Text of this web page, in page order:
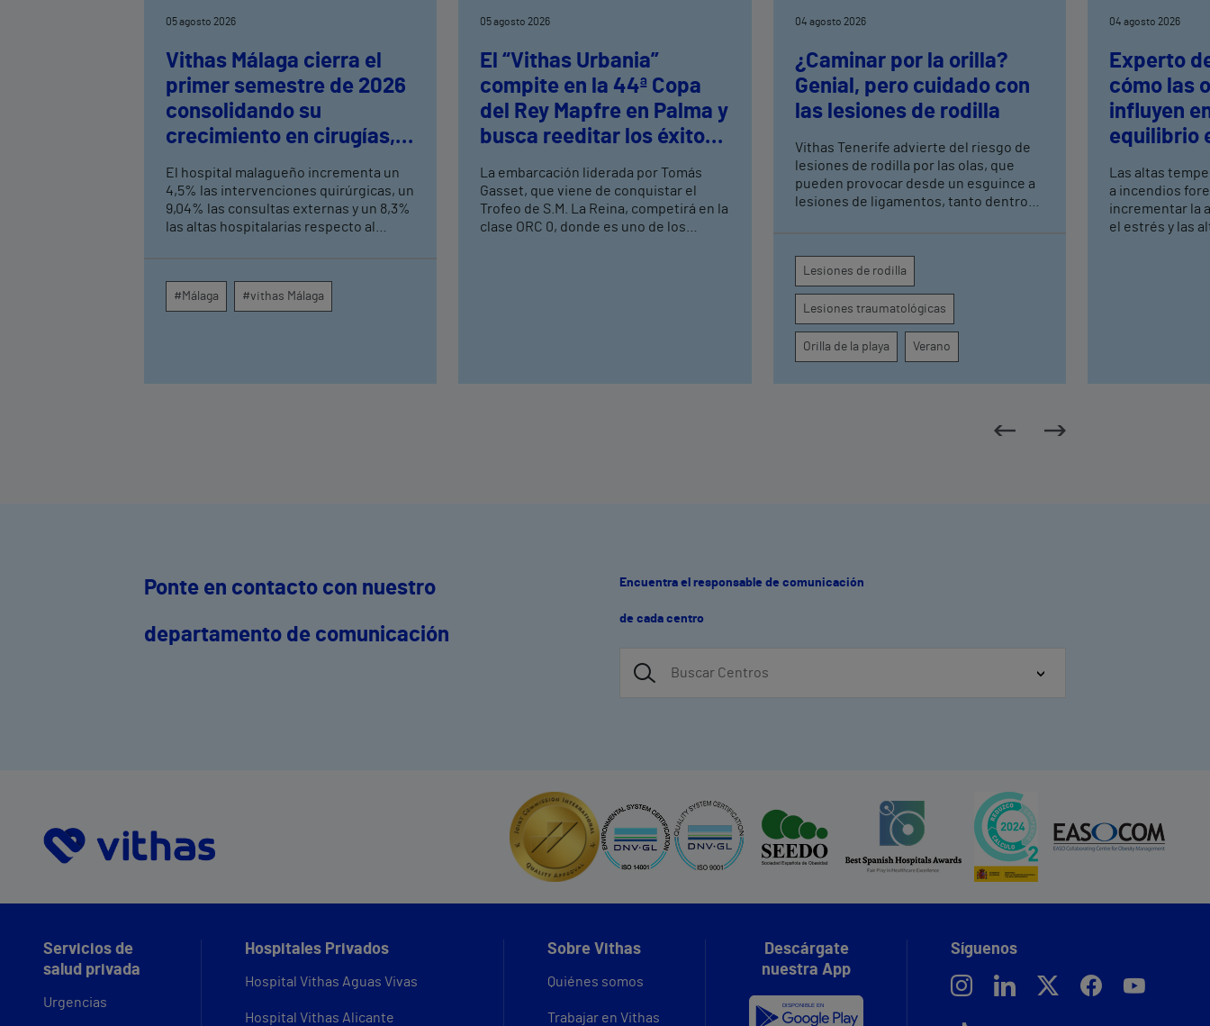
05 agosto 2026
Vithas Málaga cierra el
primer semestre de 2026
consolidando su
crecimiento en cirugías,
consultas externas y
altas hospitalarias
El hospital malagueño incrementa un
4,5% las intervenciones quirúrgicas, un
9,04% las consultas externas y un 8,3%
las altas hospitalarias respecto al
centros médicos de Vithas en la
provincia dispara un 140% las
#Málaga #vithas Málaga
05 agosto 2026
El “Vithas Urbania”
compite en la 44ª Copa
del Rey Mapfre en Palma y
busca reeditar los éxitos
logrados en el Circuito
Mediterráneo de Vela
La embarcación liderada por Tomás
Gasset, que viene de conquistar el
Trofeo de S.M. La Reina, competirá en la
clase ORC 0, donde es uno de los
04 agosto 2026
¿Caminar por la orilla?
Genial, pero cuidado con
las lesiones de rodilla
Vithas Tenerife advierte del riesgo de
lesiones de rodilla por las olas, que
pueden provocar desde un esguince a
lesiones de ligamentos, tanto dentro
Lesiones de rodilla
Lesiones traumatológicas
Orilla de la playa Verano
04 agosto 2026
Experto
cómo las
influyen
equilibrio
Las altas
a incendios
incrementar la
el estrés y las
Ponte en contacto con nuestro
departamento de comunicación
Encuentra el responsable de comunicación
de cada centro
Servicios de
salud privada
Urgencias
Hospitales Privados
Hospital Vithas Aguas Vivas
Hospital Vithas Alicante
Sobre Vithas
Quiénes somos
Trabajar en Vithas
Descárgate
nuestra App
Síguenos